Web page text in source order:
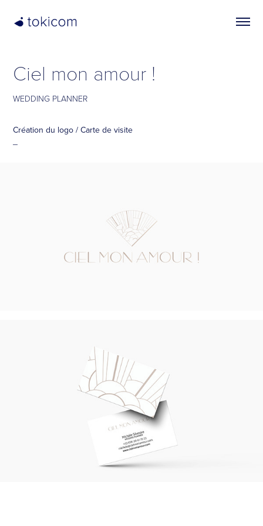
Ciel mon amour !
WEDDING PLANNER
Création du logo / Carte de visite